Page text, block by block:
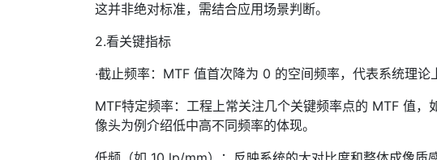
这并非绝对标准，需结合应用场景判断。
2.看关键指标
·截止频率：MTF 值首次降为 0 的空间频率，代表系统理
MTF特定频率：工程上常关注几个关键频率点的 MTF 值
像头为例介绍低中高不同频率的体现。